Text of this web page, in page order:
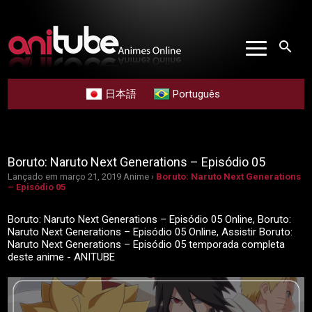
search
日本語 Português
Boruto: Naruto Next Generations – Episódio 05
Lançado em março 21, 2019 Anime › Boruto: Naruto Next Generations
– Episódio 05
Boruto: Naruto Next Generations – Episódio 05 Online, Boruto:
Naruto Next Generations – Episódio 05 Online, Assistir Boruto:
Naruto Next Generations – Episódio 05 temporada completa
deste anime - ANITUBE